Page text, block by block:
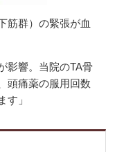
筋群）の緊張が血
影響。当院のTA骨
頭痛薬の服用回数
す」